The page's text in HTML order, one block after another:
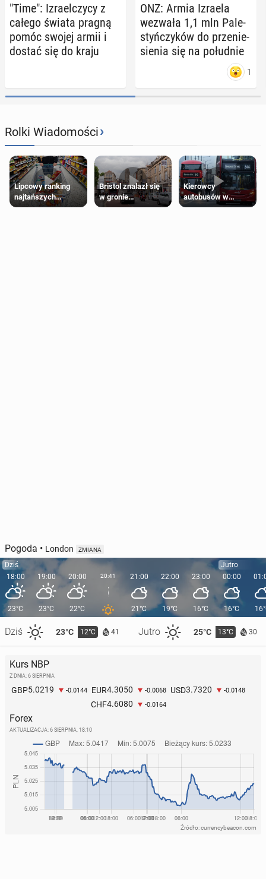
"Time": Izra­el­czy­cy z
całego świata pragną
pomóc swojej armii i
dostać się do kraju
ONZ: Armia Izraela
wezwała 1,1 mln Pa­le­
styń­czy­ków do prze­nie­
sie­nia się na po­łu­dnie
1
Rolki Wiadomości›
Lipcowy ranking
najtańszych
supermarketów
Bristol znalazł się
w gronie
najlepszych
Kierowcy
autobusów w
Londynie
Pogoda • London ZMIANA
Dziś
18:00
23°C
Dziś 23°C 12°C 41 Jutro 25°C 13°C 30
19:00
23°C
20:00
22°C
20:41 21:00
21°C
22:00
19°C
23:00
16°C
Jutro
00:00
16°C
Kurs NBP
Z DNIA: 6 SIERPNIA
GBP5.0219 -0.0144 EUR4.3050 -0.0068 USD3.7320 -0.0148
CHF4.6080 -0.0164
Forex
AKTUALIZACJA: 6 SIERPNIA, 18:10
Źródło: currencybeacon.com